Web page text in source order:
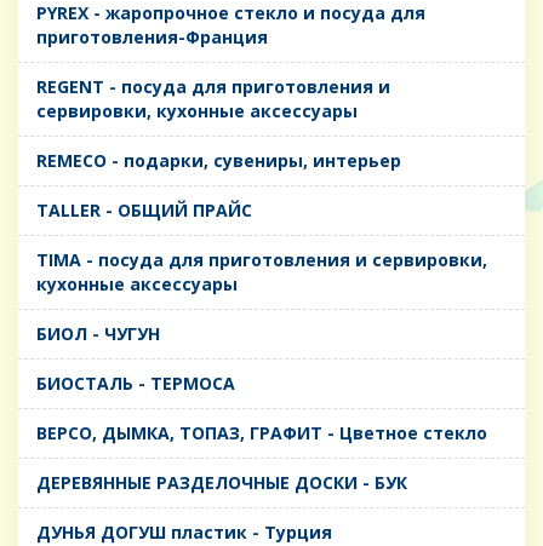
PYREX - жаропрочное стекло и посуда для
приготовления-Франция
REGENT - посуда для приготовления и
сервировки, кухонные аксессуары
REMECO - подарки, сувениры, интерьер
TALLER - ОБЩИЙ ПРАЙС
TIMA - посуда для приготовления и сервировки,
кухонные аксессуары
БИОЛ - ЧУГУН
БИОСТАЛЬ - ТЕРМОСА
ВЕРСО, ДЫМКА, ТОПАЗ, ГРАФИТ - Цветное стекло
ДЕРЕВЯННЫЕ РАЗДЕЛОЧНЫЕ ДОСКИ - БУК
ДУНЬЯ ДОГУШ пластик - Турция